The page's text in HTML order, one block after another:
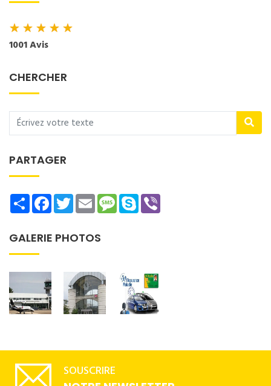
★★★★★
1001 Avis
CHERCHER
PARTAGER
ShareFacebookTwitterEmailMessage
Skype
GALERIE PHOTOS
SOUSCRIRE